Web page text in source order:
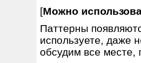
[Можно
Паттерны
используете, даже
обсудим все месте,